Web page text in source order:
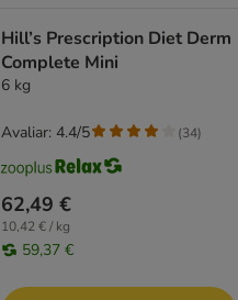
Hill’s Prescription Diet Derm
Complete Mini
6 kg
62,49 €
10,42 € / kg
59,37 €
Avaliar: 4.4/5 (34)